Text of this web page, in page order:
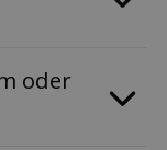
oder